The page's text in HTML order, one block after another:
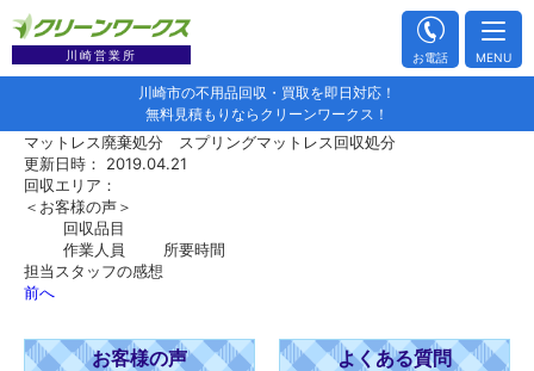
川崎市の不用品回収・買取を即日対応！
無料見積もりならクリーンワークス！
川崎営業所 お電話 MENU
マットレス廃棄処分 スプリングマットレス回収処分
更新日時： 2019.04.21
回収エリア：
＜お客様の声＞
回収品目
作業人員
所要時間
担当スタッフの感想
前へ
お客様の声 よくある質問